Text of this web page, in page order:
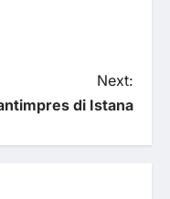
Next:
di Istana